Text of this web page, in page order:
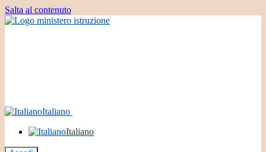
Salta al contenuto
Italiano
Italiano